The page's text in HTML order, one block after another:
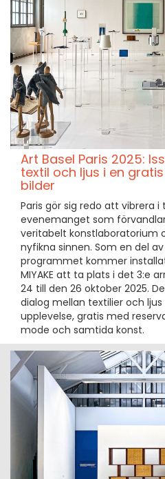
Art Basel Paris 2025:
textil och ljus i en
bilder
Paris gör sig redo att vibrera i
evenemanget som
veritabelt konstlaboratorium
nyfikna sinnen. Som en del
programmet kommer
MIYAKE att ta plats i det 3:e
24 till den 26 oktober 2025.
dialog mellan textilier och
upplevelse, gratis med
mode och samtida konst.